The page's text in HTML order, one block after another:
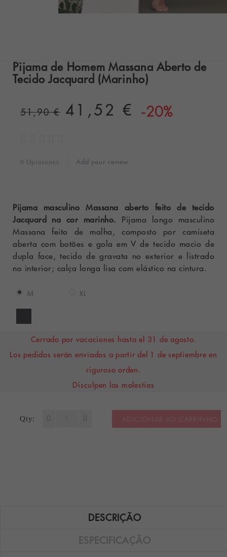
Pijama de Homem Massana Aberto de
Tecido Jacquard (Marinho)
51,90 € 41,52 € -20%
0 Opiniones Add your review
Pijama masculino Massana aberto feito de tecido
Jacquard na cor marinho. Pijama longo masculino
Massana feito de malha, composto por camiseta
aberta com botões e gola em V de tecido macio de
dupla face, tecido de gravata no exterior e listrado
no interior; calça longa lisa com elástico na cintura.
M XL
Cerrado por vacaciones hasta el 31 de agosto.
Los pedidos serán enviados a partir del 1 de septiembre en
riguroso orden.
Disculpen las molestias
Qty: ADICIONAR AO CARRINHO
DESCRIÇÃO
ESPECIFICAÇÃO